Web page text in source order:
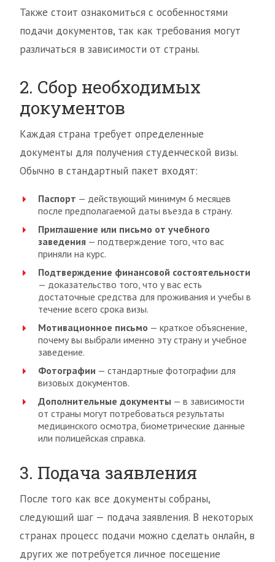
Также стоит ознакомиться с особенностями
подачи документов, так как требования могут
различаться в зависимости от страны.
2. Сбор необходимых
документов
Каждая страна требует определенные
документы для получения студенческой визы.
Обычно в стандартный пакет входят:
Паспорт — действующий минимум 6 месяцев
после предполагаемой даты въезда в страну.
Приглашение или письмо от учебного
заведения — подтверждение того, что вас
приняли на курс.
Подтверждение финансовой состоятельности
— доказательство того, что у вас есть
достаточные средства для проживания и учебы в
течение всего срока визы.
Мотивационное письмо — краткое объяснение,
почему вы выбрали именно эту страну и учебное
заведение.
Фотографии — стандартные фотографии для
визовых документов.
Дополнительные документы — в зависимости
от страны могут потребоваться результаты
медицинского осмотра, биометрические данные
или полицейская справка.
3. Подача заявления
После того как все документы собраны,
следующий шаг — подача заявления. В некоторых
странах процесс подачи можно сделать онлайн, в
других же потребуется личное посещение